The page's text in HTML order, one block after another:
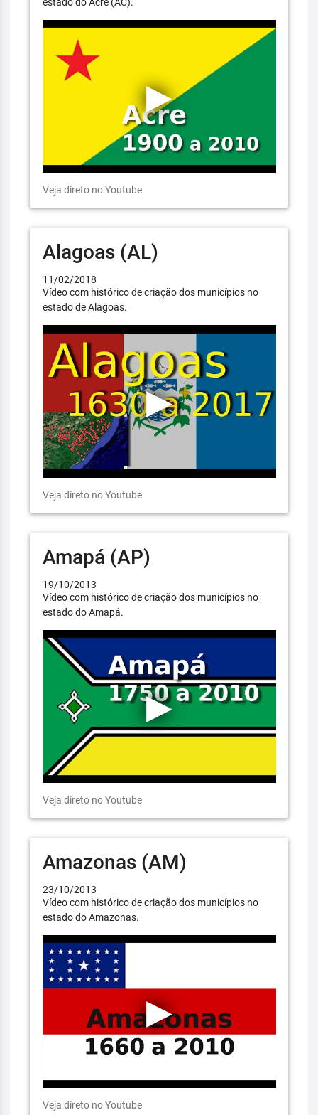
Veja direto no Youtube
Alagoas (AL)
11/02/2018
Vídeo com histórico de criação dos municípios no
estado de Alagoas.
Veja direto no Youtube
Amapá (AP)
19/10/2013
Vídeo com histórico de criação dos municípios no
estado do Amapá.
Veja direto no Youtube
Amazonas (AM)
23/10/2013
Vídeo com histórico de criação dos municípios no
estado do Amazonas.
Veja direto no Youtube